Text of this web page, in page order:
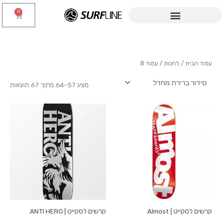
0
עגלת
קניות
עמוד הבית / לחנות / עמוד 8
מציג 57–64 מתוך 67 תוצאות
קרשים לסקייט | Almost קרשים לסקייט | ANTI HERO